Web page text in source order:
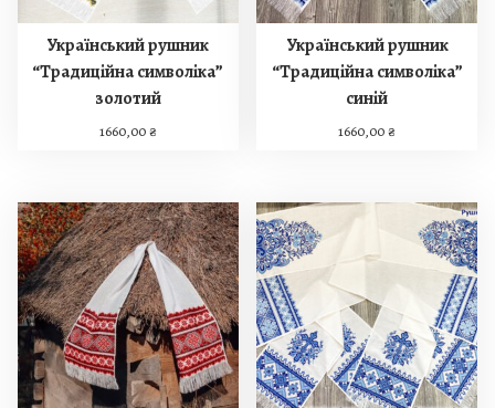
l
a
r
Український рушник
“Традиційна символіка”
золотий
1660,00₴
Український рушник
“Традиційна символіка”
синій
1660,00₴